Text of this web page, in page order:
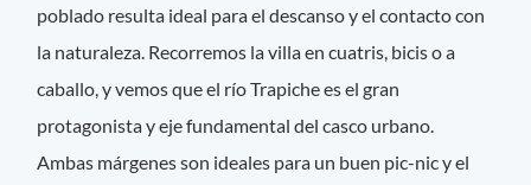
poblado resulta ideal para el descanso y el contacto con
la naturaleza. Recorremos la villa en cuatris, bicis o a
caballo, y vemos que el río Trapiche es el gran
protagonista y eje fundamental del casco urbano.
Ambas márgenes son ideales para un buen pic-nic y el